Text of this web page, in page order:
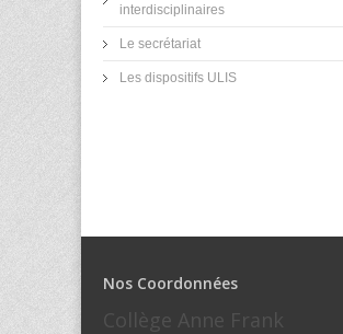
interdisciplinaires
Le secrétariat
Les dispositifs ULIS
Nos Coordonnées
Collège Anne Frank